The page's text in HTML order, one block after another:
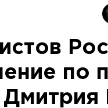
по
Дмитрия